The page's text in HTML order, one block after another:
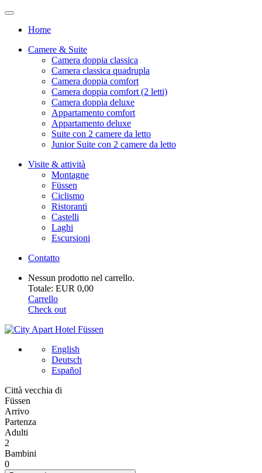
Home
Camere & Suite
Camera doppia classica
Camera classica quadrupla
Camera doppia comfort
Camera doppia comfort (2 letti)
Camera doppia deluxe
Appartamento comfort
Appartamento deluxe
Suite con 2 camere da letto
Junior Suite con 2 camere da letto
Visite & attività
Montagne
Füssen
Ciclismo
Ristoranti
Castelli
Laghi
Escursioni
Contatto
Nessun prodotto nel carrello.
Totale: EUR 0,00
Carrello
Check out
English
Deutsch
Español
Città vecchia di
Füssen
Arrivo
Partenza
Adulti
2
Bambini
0